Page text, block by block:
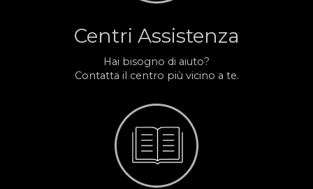
Centri Assistenza
Hai bisogno di aiuto?
Contatta il centro più vicino a te.